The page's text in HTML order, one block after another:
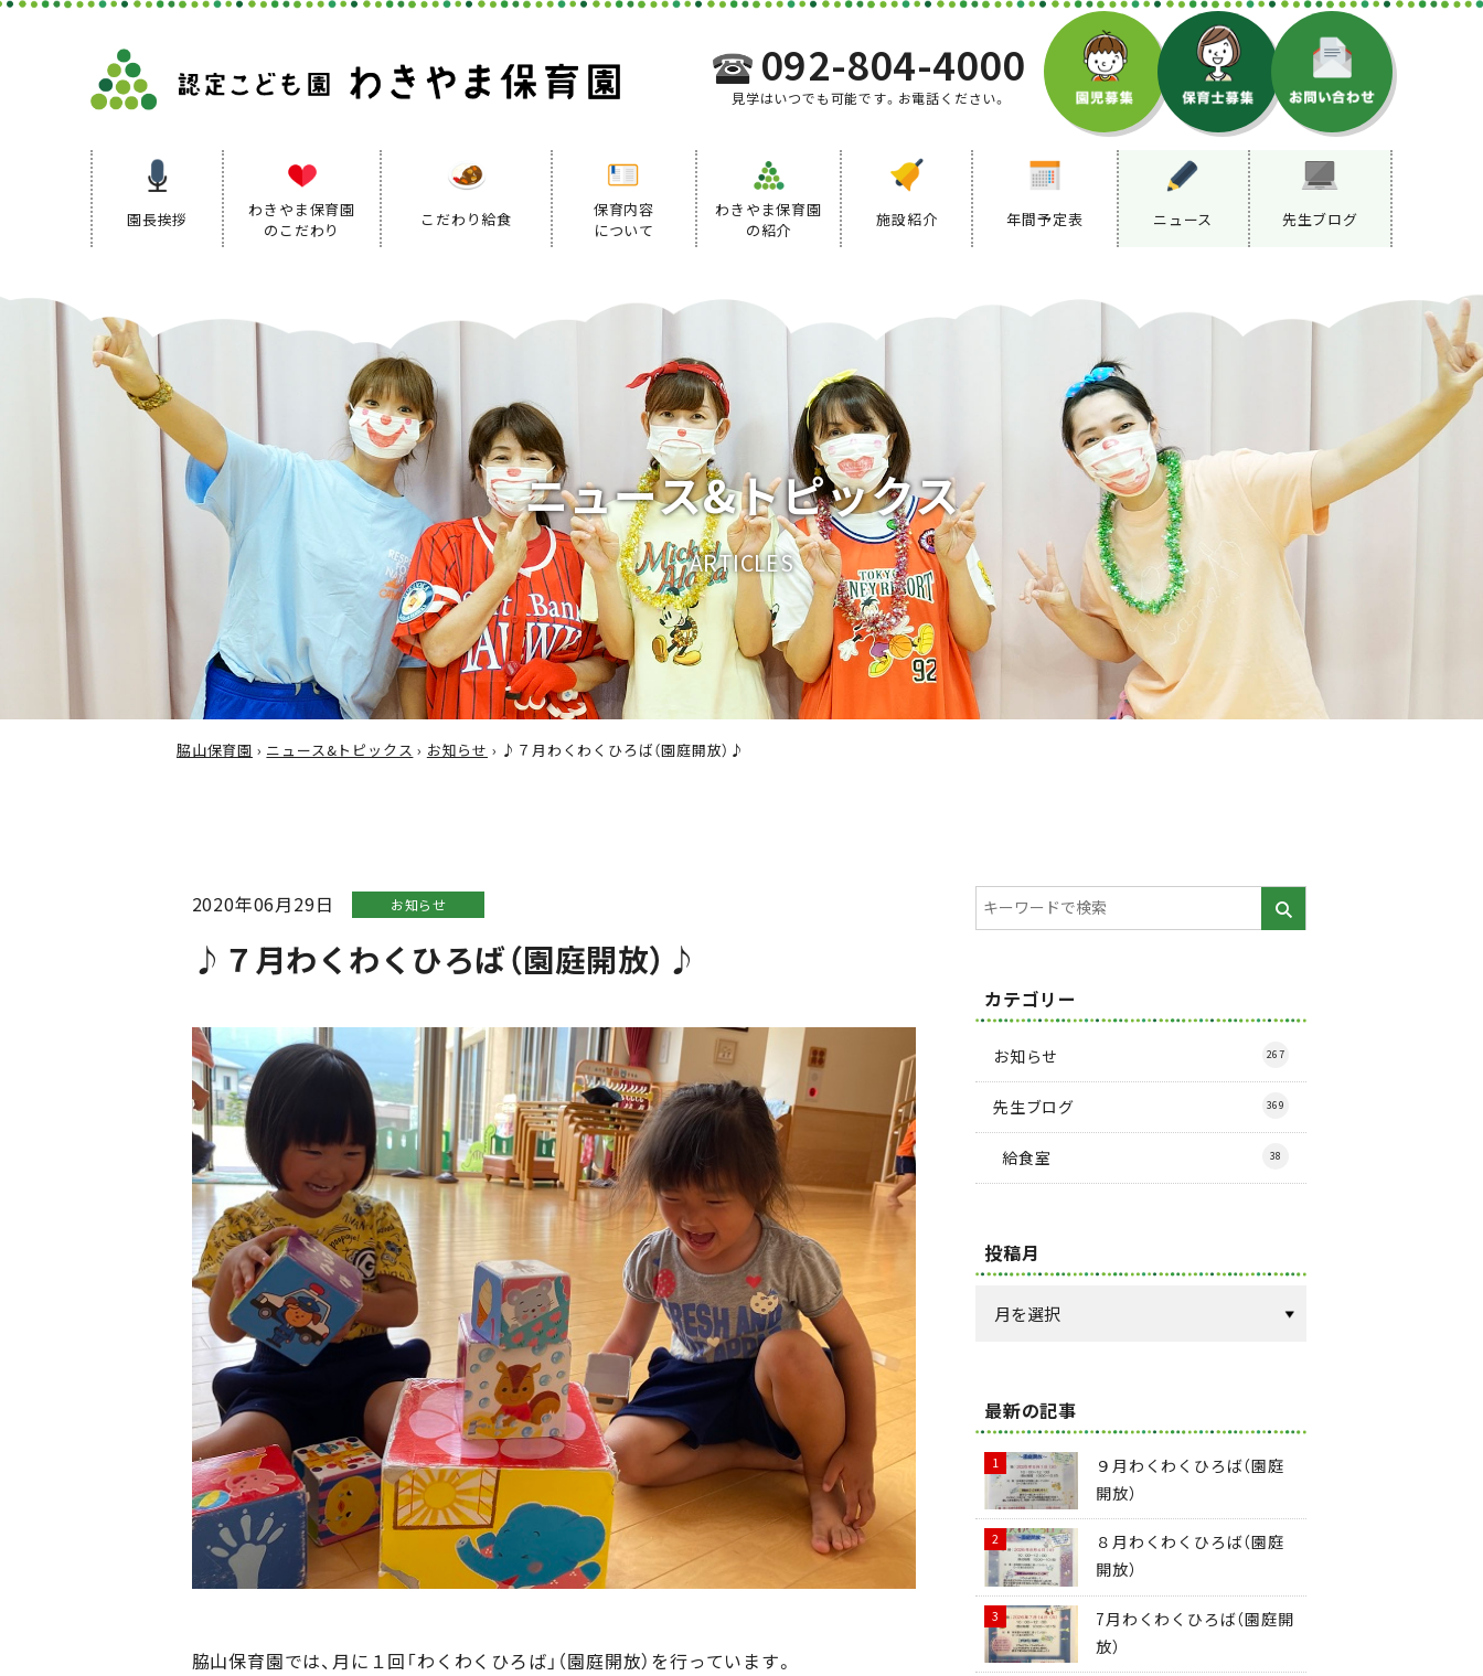
092-804-4000
見学はいつでも可能です。お電話ください。
園長挨拶
わきやま保育園
のこだわり
保育方針
保育の特色
保育方針
こだわり給食
保育内容
について
デイリープログラム
わきやま保育園
の紹介
施設紹介 年間予定表 ニュース 先生ブログ
ニュース&トピックス
ARTICLES
脇山保育園 › ニュース&トピックス › お知らせ › ♪７月わくわくひろば（園庭開放）♪
2020年06月29日 お知らせ
♪７月わくわくひろば（園庭開放）♪
脇山保育園では、月に１回「わくわくひろば」（園庭開放）を行っています。
カテゴリー
お知らせ 267
先生ブログ 369
給食室 38
投稿月
最新の記事
９月わくわくひろば（園庭
開放）
８月わくわくひろば（園庭
開放）
7月わくわくひろば（園庭開
放）